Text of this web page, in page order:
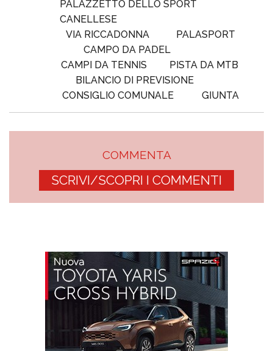
PALAZZETTO DELLO SPORT
CANELLESE
VIA RICCADONNA
PALASPORT
CAMPO DA PADEL
CAMPI DA TENNIS
PISTA DA MTB
BILANCIO DI PREVISIONE
CONSIGLIO COMUNALE
GIUNTA
COMMENTA
SCRIVI/SCOPRI I COMMENTI